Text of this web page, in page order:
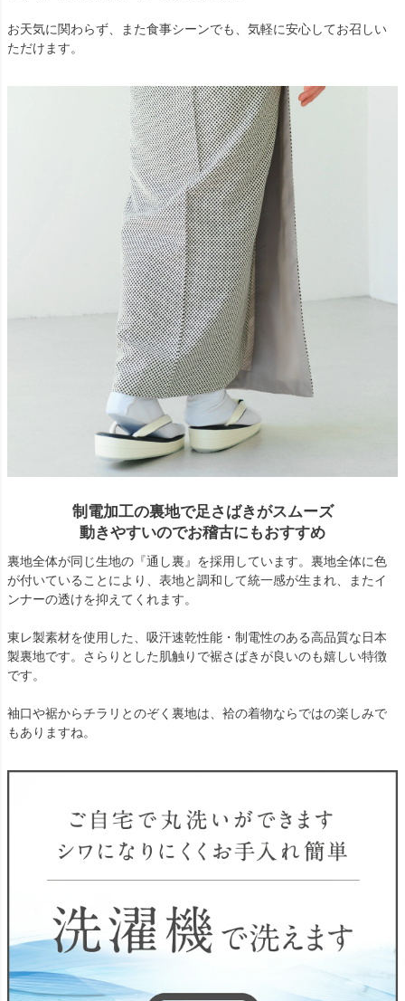
お天気に関わらず、また食事シーンでも、気軽に安心してお召しい
ただけます。
制電加工の裏地で足さばきがスムーズ
動きやすいのでお稽古にもおすすめ
裏地全体が同じ生地の『通し裏』を採用しています。裏地全体に色
が付いていることにより、表地と調和して統一感が生まれ、またイ
ンナーの透けを抑えてくれます。
東レ製素材を使用した、吸汗速乾性能・制電性のある高品質な日本
製裏地です。さらりとした肌触りで裾さばきが良いのも嬉しい特徴
です。
袖口や裾からチラリとのぞく裏地は、袷の着物ならではの楽しみで
もありますね。